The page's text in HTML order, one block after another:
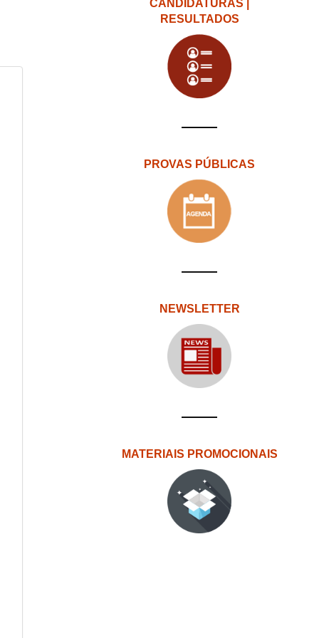
CANDIDATURAS |
RESULTADOS
PROVAS PÚBLICAS
NEWSLETTER
MATERIAIS PROMOCIONAIS